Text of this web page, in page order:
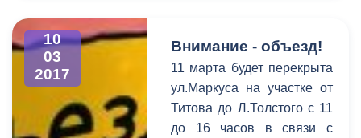
и призеров конкурса.
Для более детального
выяснения проблем, с
которыми пришли
горожане, к разговору
были приглашены
10
03
2017
Внимание - объезд!
11 марта будет перекрыта
ул.Маркуса на участке от
Титова до Л.Толстого с 11
до 16 часов в связи с